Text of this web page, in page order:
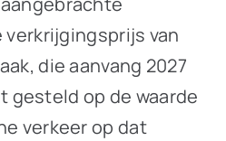
van
die aanvang 2027
gesteld op de waarde
verkeer op dat